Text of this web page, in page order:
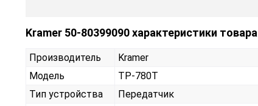
Kramer 50-80399090 характеристики товара
Производитель
Kramer
Модель
TP-780T
Тип устройства
Передатчик